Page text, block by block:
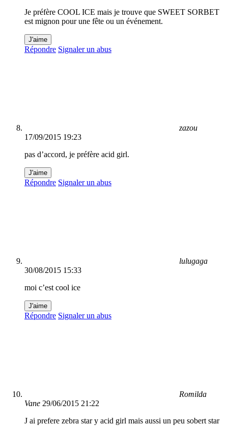
Je préfère COOL ICE mais je trouve que SWEET SORBET
est mignon pour une fête ou un événement.
J'aime
Répondre Signaler un abus
zazou
17/09/2015 19:23
pas d’accord, je préfère acid girl.
J'aime
Répondre Signaler un abus
lulugaga
30/08/2015 15:33
moi c’est cool ice
J'aime
Répondre Signaler un abus
Romilda
Vane 29/06/2015 21:22
J ai prefere zebra star y acid girl mais aussi un peu sobert star